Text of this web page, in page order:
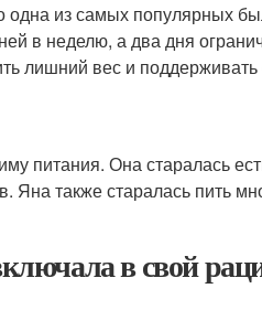
одна из самых популярных
в неделю, а два дня
лишний вес и
питания. Она старалась
Яна также старалась пить
в свой